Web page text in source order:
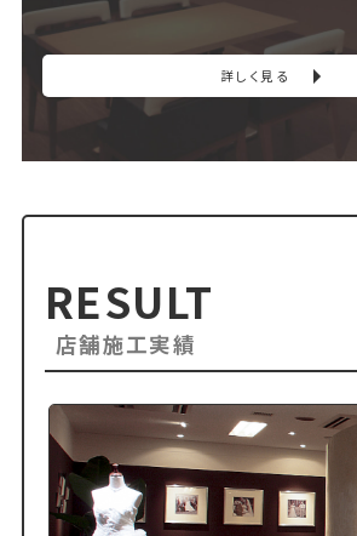
詳しく見る
RESULT
店舗施工実績